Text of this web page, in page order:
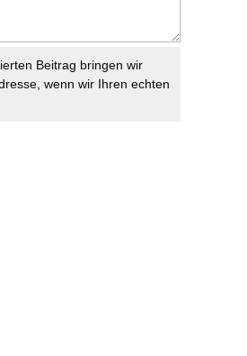
Beitrag bringen wir
wenn wir Ihren echten